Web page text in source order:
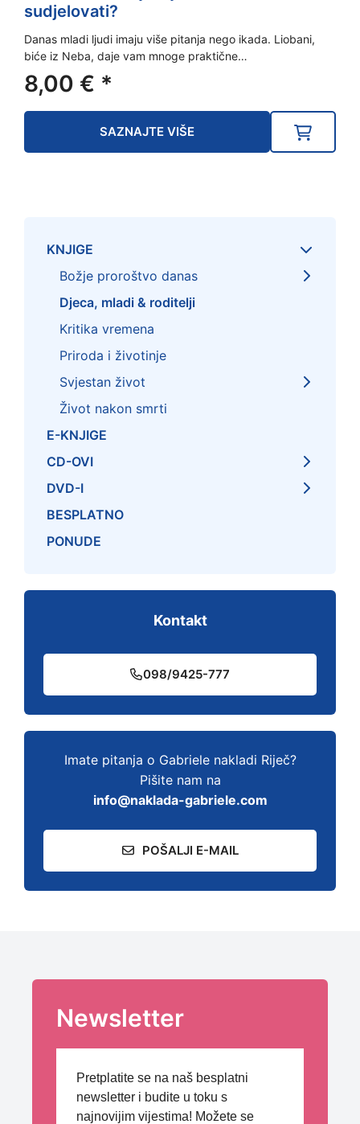
sudjelovati?
Danas mladi ljudi imaju više pitanja nego ikada. Liobani,
biće iz Neba, daje vam mnoge praktične…
8,00 € *
SAZNAJTE VIŠE
KNJIGE
Božje proroštvo danas
Djeca, mladi & roditelji
Kritika vremena
Priroda i životinje
Svjestan život
Život nakon smrti
E-KNJIGE
CD-OVI
DVD-I
BESPLATNO
PONUDE
Kontakt
098/9425-777
Imate pitanja o Gabriele nakladi Riječ?
Pišite nam na
info@naklada-gabriele.com
POŠALJI E-MAIL
Newsletter
Pretplatite se na naš besplatni
newsletter i budite u toku s
najnovijim vijestima! Možete se